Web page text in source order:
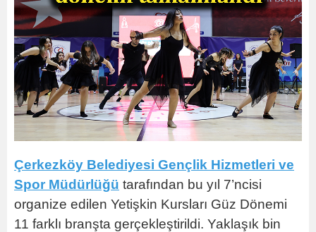
Çerkezköy Belediyesi Gençlik Hizmetleri ve
Spor Müdürlüğü tarafından bu yıl 7’ncisi
organize edilen Yetişkin Kursları Güz Dönemi
11 farklı branşta gerçekleştirildi. Yaklaşık bin